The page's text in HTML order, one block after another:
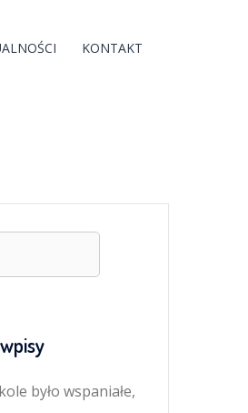
KONTAKT
było wspaniałe,